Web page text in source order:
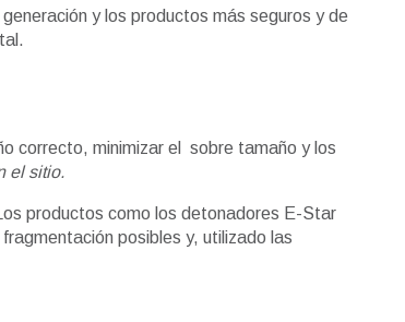
y los productos más seguros y de
correcto, minimizar el sobre tamaño y los
el sitio.
productos como los detonadores E-Star
posibles y, utilizado las